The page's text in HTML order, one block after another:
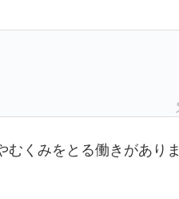
むくみをとる働きがありま